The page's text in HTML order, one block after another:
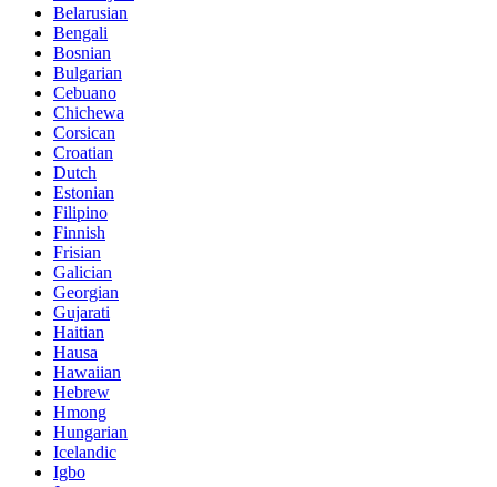
Belarusian
Bengali
Bosnian
Bulgarian
Cebuano
Chichewa
Corsican
Croatian
Dutch
Estonian
Filipino
Finnish
Frisian
Galician
Georgian
Gujarati
Haitian
Hausa
Hawaiian
Hebrew
Hmong
Hungarian
Icelandic
Igbo